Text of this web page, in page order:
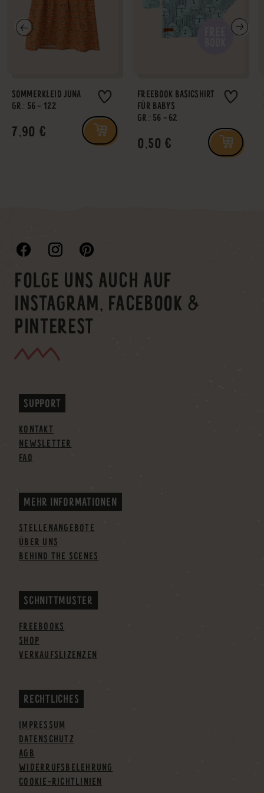
SOMMERKLEID JUNA
GR.: 56 - 122
7,90 €
FREEBOOK BASICSHIRT
FÜR BABYS
GR.: 56 - 62
0,50 €
FOLGE UNS AUCH AUF
INSTAGRAM, FACEBOOK &
PINTEREST
SUPPORT
KONTAKT
NEWSLETTER
FAQ
MEHR INFORMATIONEN
STELLENANGEBOTE
ÜBER UNS
BEHIND THE SCENES
SCHNITTMUSTER
FREEBOOKS
SHOP
VERKAUFSLIZENZEN
RECHTLICHES
IMPRESSUM
DATENSCHUTZ
AGB
WIDERRUFSBELEHRUNG
COOKIE-RICHTLINIEN